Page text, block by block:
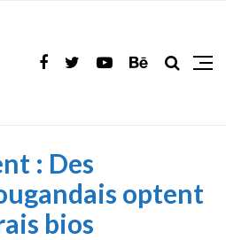
: Des
optent
bios